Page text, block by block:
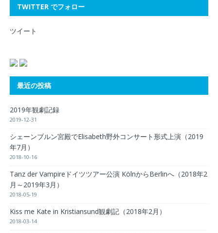
TWITTER でフォロー
ツイート
最近の投稿
2019年観劇記録
2019-12-31
シェーンブルン宮殿でElisabeth野外コンサート形式上演（2019
年7月）
2018-10-16
Tanz der Vampireドイツツアー公演 KölnからBerlinへ（2018年2
月～2019年3月）
2018-05-19
Kiss me Kate in Kristiansund観劇記（2018年2月）
2018-03-14